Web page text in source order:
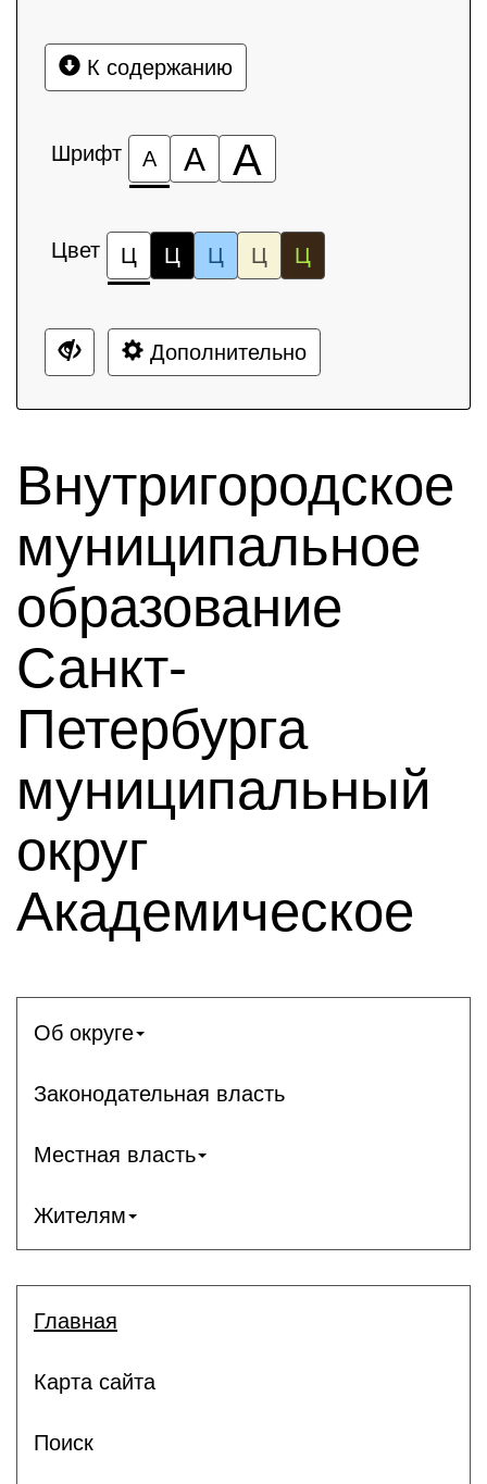
К содержанию
Шрифт А А А
Цвет Ц Ц Ц Ц Ц
Дополнительно
Внутригородское
муниципальное
образование
Санкт-
Петербурга
муниципальный
округ
Академическое
Об округе
Законодательная власть
Местная власть
Жителям
Главная
Карта сайта
Поиск